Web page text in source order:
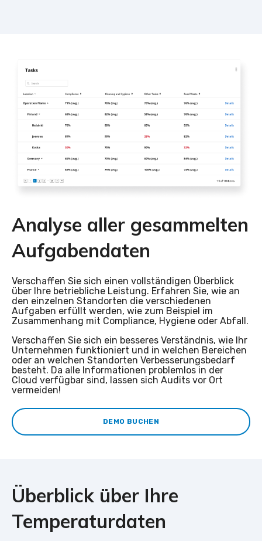
Analyse aller gesammelten
Aufgabendaten
Verschaffen Sie sich einen vollständigen Überblick
über Ihre betriebliche Leistung. Erfahren Sie, wie an
den einzelnen Standorten die verschiedenen
Aufgaben erfüllt werden, wie zum Beispiel im
Zusammenhang mit Compliance, Hygiene oder Abfall.
Verschaffen Sie sich ein besseres Verständnis, wie Ihr
Unternehmen funktioniert und in welchen Bereichen
oder an welchen Standorten Verbesserungsbedarf
besteht. Da alle Informationen problemlos in der
Cloud verfügbar sind, lassen sich Audits vor Ort
vermeiden!
DEMO BUCHEN
Überblick über Ihre
Temperaturdaten